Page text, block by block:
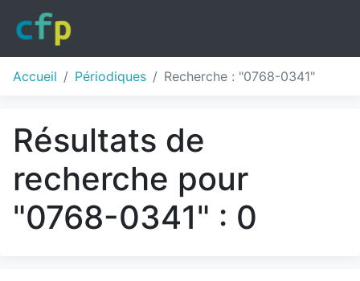
Accueil Périodiques Recherche : "0768-0341"
Résultats de
recherche pour
"0768-0341" : 0